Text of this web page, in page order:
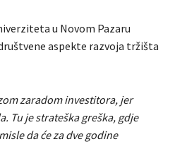
u Novom Pazaru
aspekte razvoja tržišta
zaradom investitora, jer
Tu je strateška greška, gdje
da će za dve godine